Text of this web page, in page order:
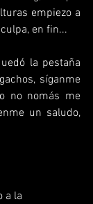
empiezo a
en fin...
la pestaña
síganme
no nomás me
un saludo,
a la